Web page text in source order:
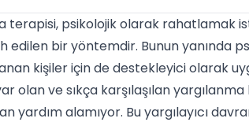
terapisi, psikolojik olarak rahatlamak
bir yöntemdir. Bunun yanında
kişiler için de destekleyici olarak
olan ve sıkça karşılaşılan
alamıyor. Bu yargılayıcı